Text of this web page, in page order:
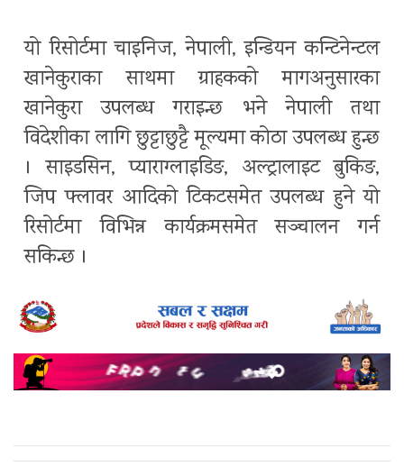
यो रिसोर्टमा चाइनिज, नेपाली, इन्डियन कन्टिनेन्टल
खानेकुराका साथमा ग्राहकको मागअनुसारका
खानेकुरा उपलब्ध गराइन्छ भने नेपाली तथा
विदेशीका लागि छुट्टाछुट्टै मूल्यमा कोठा उपलब्ध हुन्छ
। साइडसिन, प्याराग्लाइडिङ, अल्ट्रालाइट बुकिङ,
जिप फ्लावर आदिको टिकटसमेत उपलब्ध हुने यो
रिसोर्टमा विभिन्न कार्यक्रमसमेत सञ्चालन गर्न
सकिन्छ ।